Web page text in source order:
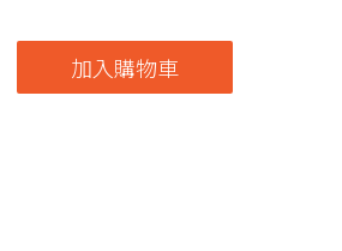
加入購物車